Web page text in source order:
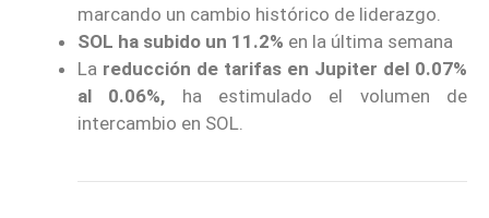
marcando un cambio histórico de liderazgo.
SOL ha subido un 11.2% en la última semana
La reducción de tarifas en Jupiter del 0.07%
al 0.06%, ha estimulado el volumen de
intercambio en SOL.